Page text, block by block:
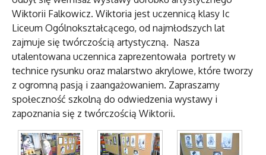
Wiktorii Falkowicz. Wiktoria jest uczennicą klasy Ic
Liceum Ogólnokształcącego, od najmłodszych lat
zajmuje się twórczością artystyczną. Nasza
utalentowana uczennica zaprezentowała portrety w
technice rysunku oraz malarstwo akrylowe, które tworzy
z ogromną pasją i zaangażowaniem. Zapraszamy
społeczność szkolną do odwiedzenia wystawy i
zapoznania się z twórczością Wiktorii.